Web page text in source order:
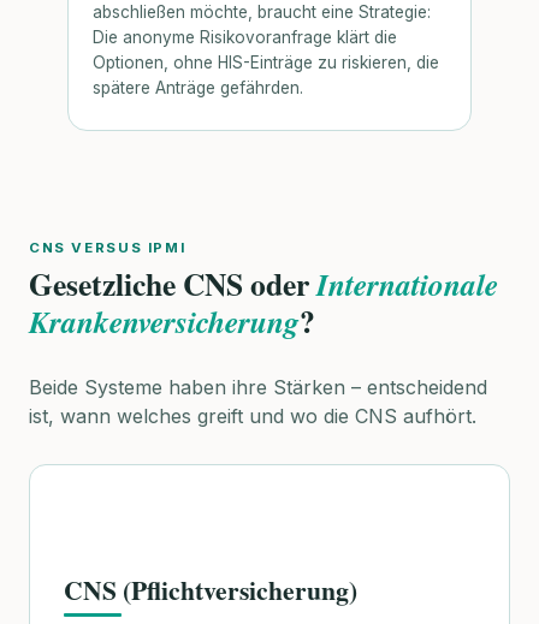
abschließen möchte, braucht eine Strategie:
Die anonyme Risikovoranfrage klärt die
Optionen, ohne HIS-Einträge zu riskieren, die
spätere Anträge gefährden.
CNS VERSUS IPMI
Gesetzliche CNS oderInternationale
Krankenversicherung?
Beide Systeme haben ihre Stärken – entscheidend
ist, wann welches greift und wo die CNS aufhört.
CNS (Pflichtversicherung)